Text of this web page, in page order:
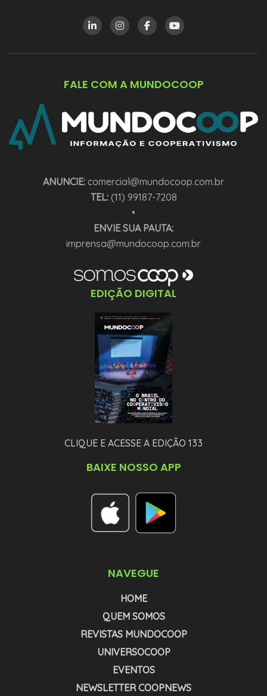
FALE COM A MUNDOCOOP
ANUNCIE: comercial@mundocoop.com.br
TEL:(11) 99187-7208
•
ENVIE SUA PAUTA:
imprensa@mundocoop.com.br
EDIÇÃO DIGITAL
CLIQUE E ACESSE A EDIÇÃO 133
BAIXE NOSSO APP
NAVEGUE
HOME
QUEM SOMOS
REVISTAS MUNDOCOOP
UNIVERSOCOOP
EVENTOS
NEWSLETTER COOPNEWS